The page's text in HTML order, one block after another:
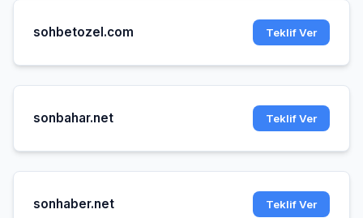
sohbetozel.com Teklif Ver
sonbahar.net Teklif Ver
sonhaber.net Teklif Ver